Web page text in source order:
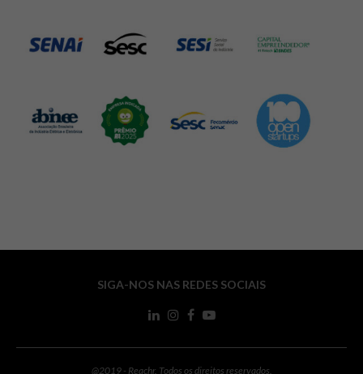
SIGA-NOS NAS REDES SOCIAIS
@2019 - Reachr. Todos os direitos reservados.